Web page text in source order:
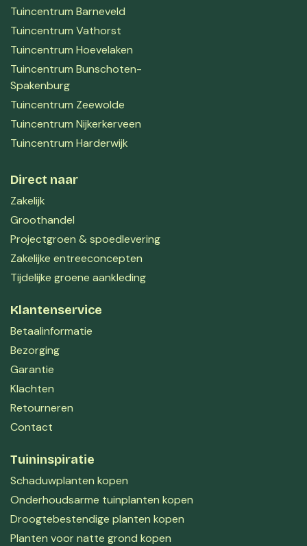
Tuincentrum Barneveld
Tuincentrum Vathorst
Tuincentrum Hoevelaken
Tuincentrum Bunschoten-
Spakenburg
Tuincentrum Zeewolde
Tuincentrum Nijkerkerveen
Tuincentrum Harderwijk
Direct naar
Zakelijk
Groothandel
Projectgroen & spoedlevering
Zakelijke entreeconcepten
Tijdelijke groene aankleding
Klantenservice
Betaalinformatie
Bezorging
Garantie
Klachten
Retourneren
Contact
Tuininspiratie
Schaduwplanten kopen
Onderhoudsarme tuinplanten kopen
Droogtebestendige planten kopen
Planten voor natte grond kopen